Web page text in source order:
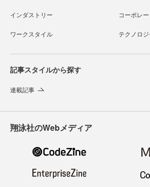
インダストリー コーポレ
ワークスタイル テクノロ
記事スタイルから探す
連載記事
翔泳社のWebメディア